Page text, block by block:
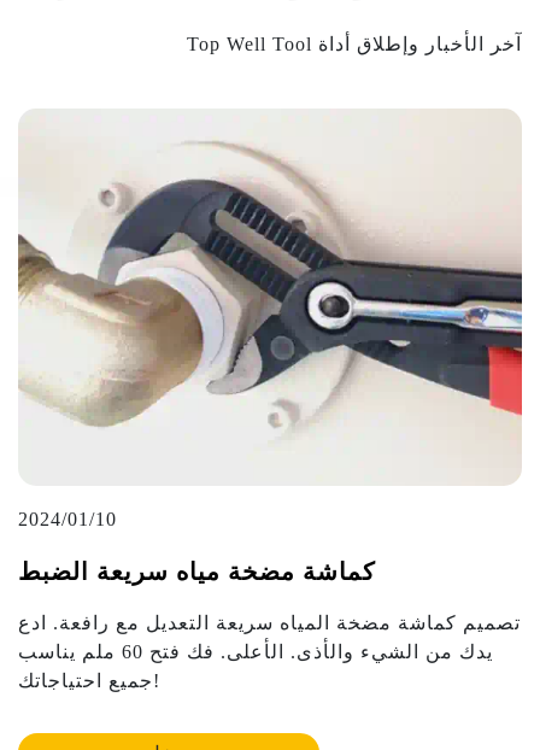
آخر الأخبار وإطلاق أداة Top Well Tool
2024/01/10
كماشة مضخة مياه سريعة الضبط
تصميم كماشة مضخة المياه سريعة التعديل مع رافعة. ادع
يدك من الشيء والأذى. الأعلى. فك فتح 60 ملم يناسب
جميع احتياجاتك!